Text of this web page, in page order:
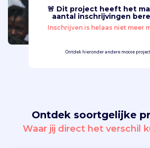
Nederlands
Vrijwilligerswerk
Inloggen
🚨 Dit project heeft het
aantal inschrijvingen
Inschrijven is helaas niet meer
Ontdek hieronder andere mooie
Ontdek soortgelijke
Waar jij direct het verschil